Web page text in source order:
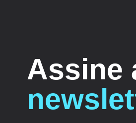
Assine